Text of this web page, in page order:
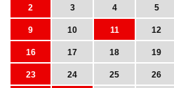
2
3 4 5
9
10 11 12
16
17 18 19
23
24 25 26